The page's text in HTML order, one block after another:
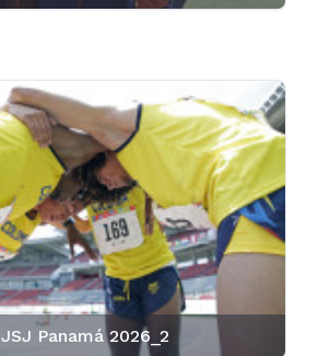
JSJ Panamá 2026_2